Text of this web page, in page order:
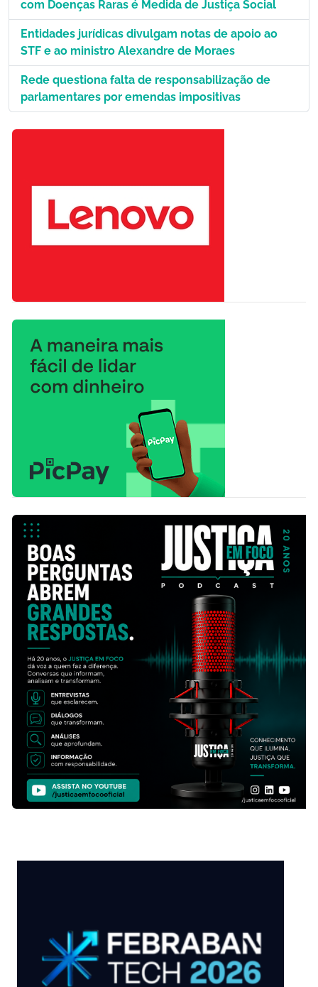
com Doenças Raras é Medida de Justiça Social
Entidades jurídicas divulgam notas de apoio ao
STF e ao ministro Alexandre de Moraes
Rede questiona falta de responsabilização de
parlamentares por emendas impositivas